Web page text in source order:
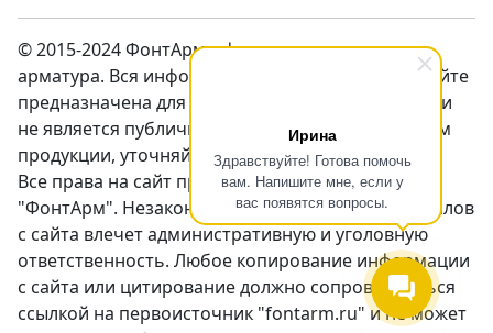
Ирина
Здравствуйте! Готова помочь
вам. Напишите мне, если у
вас появятся вопросы.
© 2015-2024 ФонтАрм – фонтанная устьевая
арматура. Вся информация предсталенная на сайте
предназначена для ознакомления с продукцией и
не является публичной оффертой. Перед заказом
продукции, уточняйте цены у менеджеров.
Все права на сайт принадлежат компании
"ФонтАрм". Незаконное использование материалов
с сайта влечет административную и уголовную
ответственность. Любое копирование информации
с сайта или цитирование должно сопровождаться
ссылкой на первоисточник "fontarm.ru" и не может